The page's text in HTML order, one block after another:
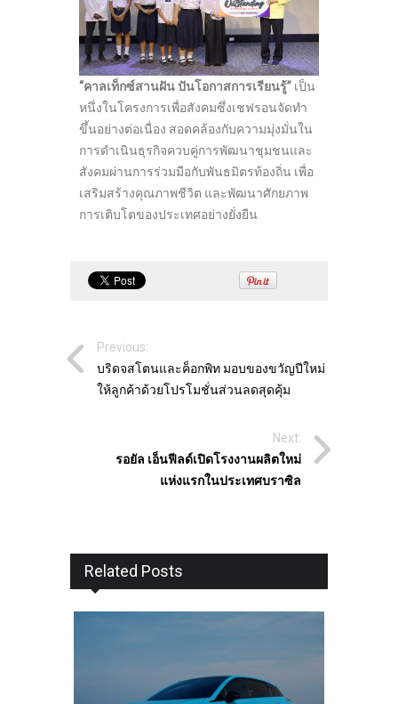
“คาลเท็กซ์สานฝัน ปันโอกาสการเรียนรู้” เป็น
หนึ่งในโครงการเพื่อสังคมซึ่งเชฟรอนจัดทำ
ขึ้นอย่างต่อเนื่อง สอดคล้องกับความมุ่งมั่นใน
การดำเนินธุรกิจควบคู่การพัฒนาชุมชนและ
สังคมผ่านการร่วมมือกับพันธมิตรท้องถิ่น เพื่อ
เสริมสร้างคุณภาพชีวิต และพัฒนาศักยภาพ
การเติบโตของประเทศอย่างยั่งยืน
Previous:
บริดจสโตนและค็อกพิท มอบของขวัญปีใหม่
ให้ลูกค้าด้วยโปรโมชั่นส่วนลดสุดคุ้ม
Next:
รอยัล เอ็นฟีลด์เปิดโรงงานผลิตใหม่
แห่งแรกในประเทศบราซิล
Related Posts